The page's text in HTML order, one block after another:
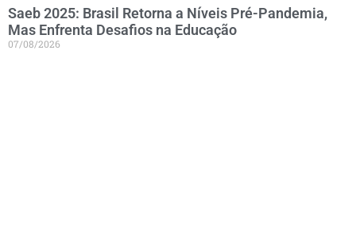
Saeb 2025: Brasil Retorna a Níveis Pré-Pandemia,
Mas Enfrenta Desafios na Educação
07/08/2026